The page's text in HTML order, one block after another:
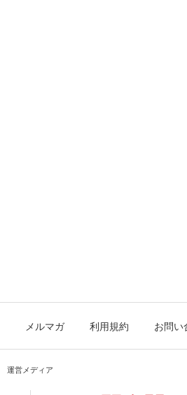
メルマガ 利用規約 お問い
運営メディア